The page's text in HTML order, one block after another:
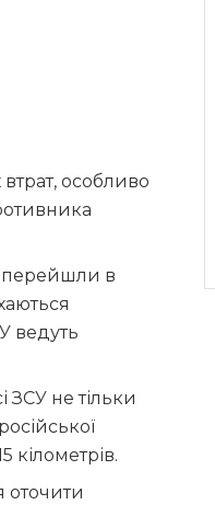
особливо
перейшли в
ведуть
не тільки
кілометрів.
оточити